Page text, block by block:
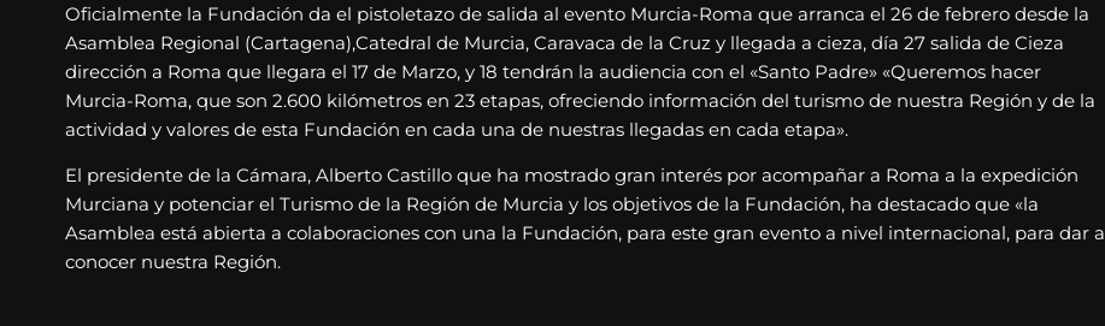
Oficialmente la Fundación da el pistoletazo de salida al evento Murcia-Roma que arranca el 26 de febrero desde la
Asamblea Regional (Cartagena),Catedral de Murcia, Caravaca de la Cruz y llegada a cieza, día 27 salida de Cieza
dirección a Roma que llegara el 17 de Marzo, y 18 tendrán la audiencia con el «Santo Padre» «Queremos hacer
Murcia-Roma, que son 2.600 kilómetros en 23 etapas, ofreciendo información del turismo de nuestra Región y de la
actividad y valores de esta Fundación en cada una de nuestras llegadas en cada etapa».
El presidente de la Cámara, Alberto Castillo que ha mostrado gran interés por acompañar a Roma a la expedición
Murciana y potenciar el Turismo de la Región de Murcia y los objetivos de la Fundación, ha destacado que «la
Asamblea está abierta a colaboraciones con una la Fundación, para este gran evento a nivel internacional, para dar a
conocer nuestra Región.